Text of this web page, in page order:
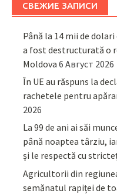
СВЕЖИЕ ЗАПИСИ
Până la 14 mii de
a fost destructurată o
Moldova 6 Август 2026
În UE au răspuns la
rachetele pentru
2026
La 99 de ani ai săi
până noaptea târziu,
și le respectă cu
Agricultorii din
semănatul rapiței de